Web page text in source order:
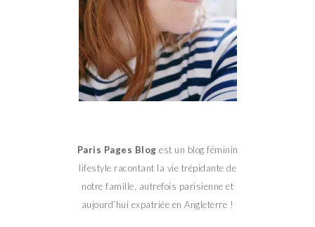
Paris Pages Blog est un blog féminin
lifestyle racontant la vie trépidante de
notre famille, autrefois parisienne et
aujourd’hui expatriée en Angleterre !